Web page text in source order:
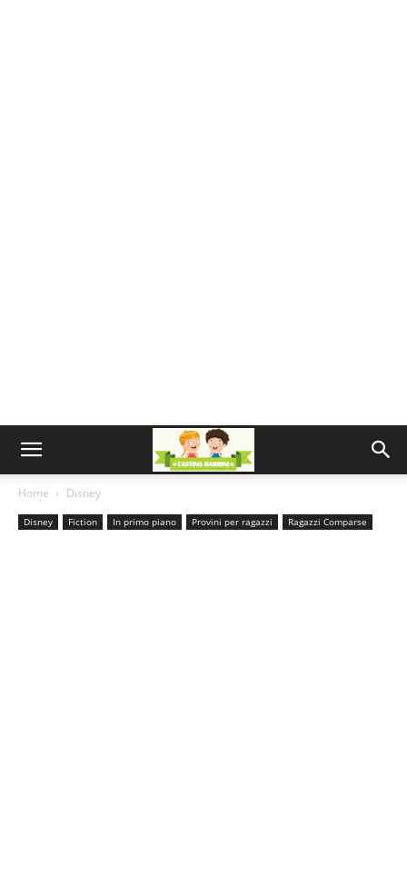
Home Disney
Disney Fiction In primo piano Provini per ragazzi Ragazzi Comparse